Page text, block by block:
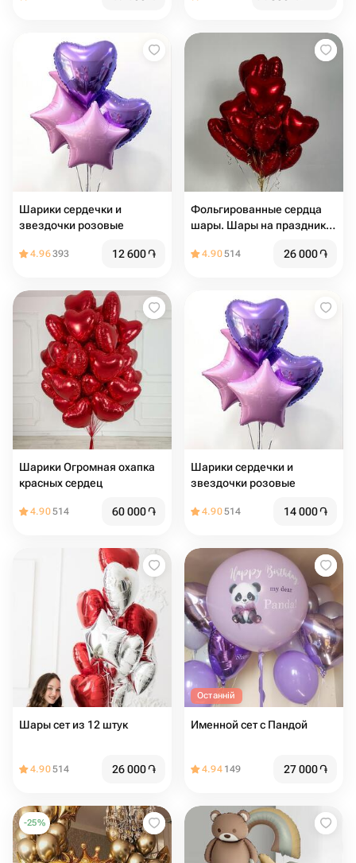
Шарики сердечки и
звездочки розовые
4.96393 12 600֏
Фольгированные сердца
шары. Шары на праздник.
Подарок на мероприятие.
4.90514 26 000֏
Шарики Огромная охапка
красных сердец
4.90514 60 000֏
Шарики сердечки и
звездочки розовые
4.90514 14 000֏
Шары сет из 12 штук
4.90514 26 000֏
Останній
Именной сет с Пандой
4.94 149 27 000֏
-25%